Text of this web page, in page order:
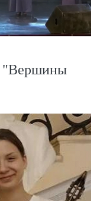
"Вершины